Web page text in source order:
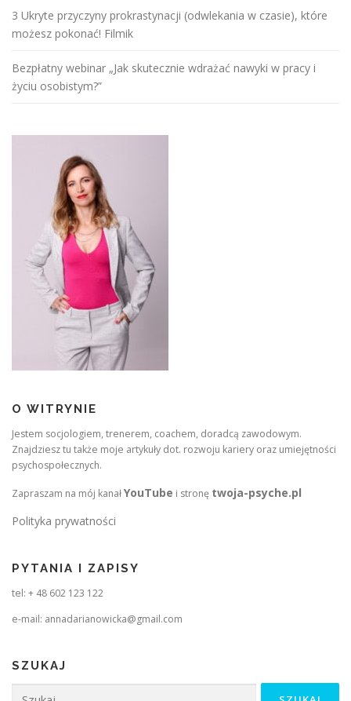
3 Ukryte przyczyny prokrastynacji (odwlekania w czasie), które
możesz pokonać! Filmik
Bezpłatny webinar „Jak skutecznie wdrażać nawyki w pracy i
życiu osobistym?”
O WITRYNIE
Jestem socjologiem, trenerem, coachem, doradcą zawodowym.
Znajdziesz tu także moje artykuły dot. rozwoju kariery oraz umiejętności
psychospołecznych.
Zapraszam na mój kanałYouTube i stronę twoja-psyche.pl
Polityka prywatności
PYTANIA I ZAPISY
tel: + 48 602 123 122
e-mail: annadarianowicka@gmail.com
SZUKAJ